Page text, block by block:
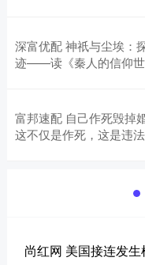
深富优配 神祇与尘埃：
迹——读《秦人的信仰世
富邦速配 自己作死毁掉
这不仅是作死，这是违
尚红网 美国接连发